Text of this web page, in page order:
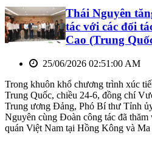
Thái Nguyên
tác với các đối
Cao (Trung
25/06/2026 02:51:00 AM
Trong khuôn khổ chương trình xúc
Trung Quốc, chiều 24-6, đồng chí
Trung ương Đảng, Phó Bí thư Tỉnh
Nguyên cùng Đoàn công tác đã
quán Việt Nam tại Hồng Kông và Ma